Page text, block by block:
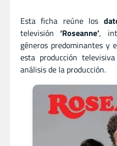
Esta ficha reúne los
televisión‘Roseanne’,
géneros predominantes y
esta producción
análisis de la producción.